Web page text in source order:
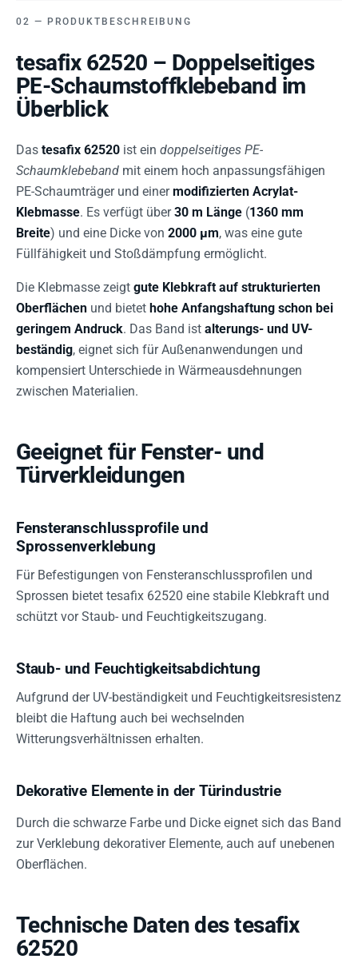
PRODUKTBESCHREIBUNG
tesafix 62520 – Doppelseitiges
PE-Schaumstoffklebeband im
Überblick
Das tesafix 62520 ist ein doppelseitiges PE-
Schaumklebeband mit einem hoch anpassungsfähigen
PE-Schaumträger und einermodifizierten Acrylat-
Klebmasse. Es verfügt über30 m Länge (1360 mm
Breite) und eine Dicke von 2000 µm, was eine gute
Füllfähigkeit und Stoßdämpfung ermöglicht.
Die Klebmasse zeigt gute Klebkraft auf strukturierten
Oberflächen und bietet hohe Anfangshaftung schon bei
geringem Andruck. Das Band ist alterungs- und UV-
beständig, eignet sich für Außenanwendungen und
kompensiert Unterschiede in Wärmeausdehnungen
zwischen Materialien.
Geeignet für Fenster- und
Türverkleidungen
Fensteranschlussprofile und
Sprossenverklebung
Für Befestigungen von Fensteranschlussprofilen und
Sprossen bietet tesafix 62520 eine stabile Klebkraft und
schützt vor Staub- und Feuchtigkeitszugang.
Staub- und Feuchtigkeitsabdichtung
Aufgrund der UV-beständigkeit und Feuchtigkeitsresistenz
bleibt die Haftung auch bei wechselnden
Witterungsverhältnissen erhalten.
Dekorative Elemente in der Türindustrie
Durch die schwarze Farbe und Dicke eignet sich das Band
zur Verklebung dekorativer Elemente, auch auf unebenen
Oberflächen.
Technische Daten des tesafix
62520